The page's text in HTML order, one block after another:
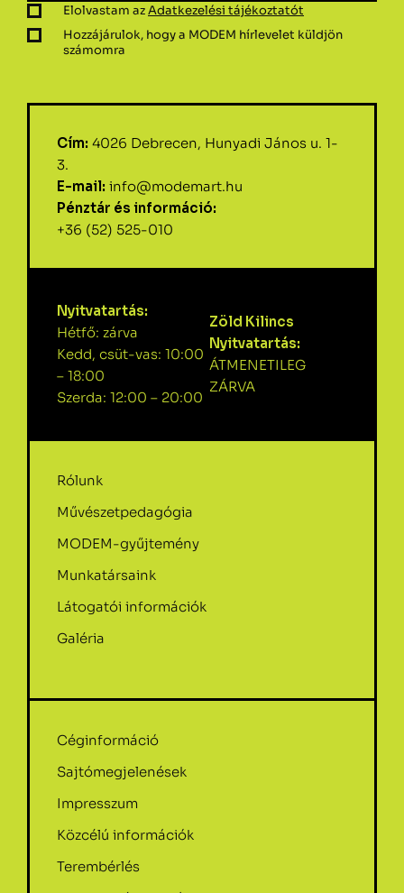
Elolvastam azAdatkezelési tájékoztatót
Hozzájárulok, hogy a MODEM hírlevelet küldjön
számomra
Cím: 4026 Debrecen, Hunyadi János u. 1-
3.
E-mail: info@modemart.hu
Pénztár és információ:
+36 (52) 525-010
Nyitvatartás:
Hétfő: zárva
Kedd, csüt-vas: 10:00
– 18:00
Szerda: 12:00 – 20:00
Zöld Kilincs
Nyitvatartás:
ÁTMENETILEG
ZÁRVA
Rólunk
Művészetpedagógia
MODEM-gyűjtemény
Munkatársaink
Látogatói információk
Galéria
Céginformáció
Sajtómegjelenések
Impresszum
Közcélú információk
Terembérlés